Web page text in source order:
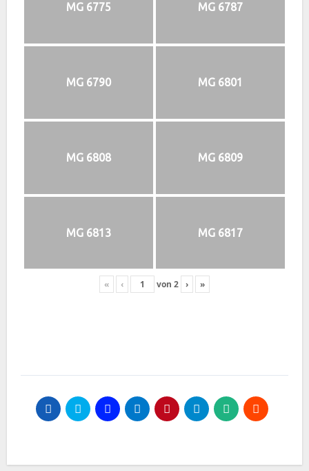
MG 6775 MG 6787
MG 6790 MG 6801
MG 6808 MG 6809
MG 6813 MG 6817
« ‹ von 2 › »